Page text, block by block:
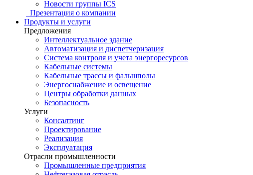
Новости группы ICS
Презентация о компании
Продукты и услуги
Предложения
Интеллектуальное здание
Автоматизация и диспетчеризация
Система контроля и учета энергоресурсов
Кабельные системы
Кабельные трассы и фальшполы
Энергоснабжение и освещение
Центры обработки данных
Безопасность
Услуги
Консалтинг
Проектирование
Реализация
Эксплуатация
Отрасли промышленности
Промышленные предприятия